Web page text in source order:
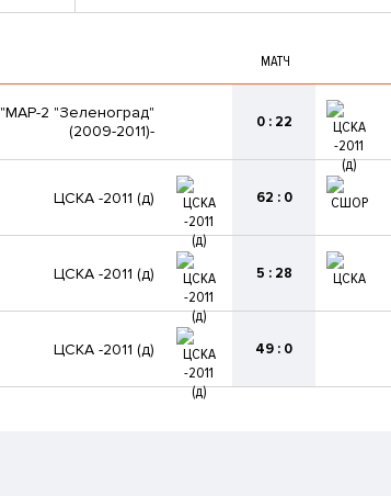
МАТЧ
"МАР-2 "Зеленоград"
(2009-2011)-
0 : 22
ЦСКА -2011 (д) 62 : 0
ЦСКА -2011 (д) 5 : 28
ЦСКА -2011 (д) 49 : 0